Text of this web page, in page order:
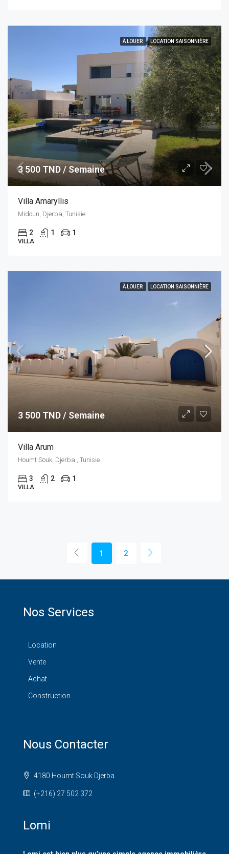
À LOUER LOCATION SAISONNIÈRE
3 500 TND / Semaine
Villa Amaryllis
Midoun, Djerba, Tunisie
2 1 1
VILLA
À LOUER LOCATION SAISONNIÈRE
3 500 TND / Semaine
Villa Arum
Houmt Souk, Djerba , Tunisie
3 2 1
VILLA
1 2
Nos Services
Location
Vente
Achat
Construction
Nous Contacter
4180 Houmt Souk Djerba
(+216) 27 502 372
Lomi